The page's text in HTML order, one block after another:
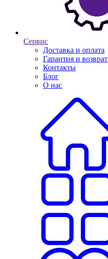
Сервис
Доставка и оплата
Гарантия и возврат
Контакты
Блог
О нас